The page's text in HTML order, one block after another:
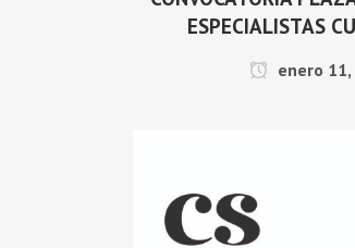
ESPECIALISTAS
enero